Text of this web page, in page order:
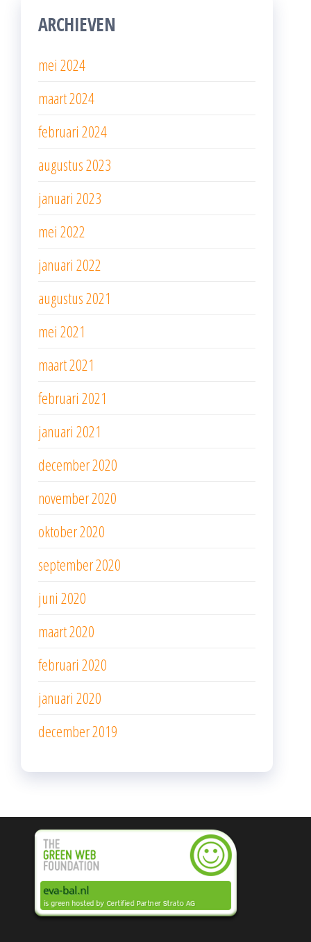
ARCHIEVEN
mei 2024
maart 2024
februari 2024
augustus 2023
januari 2023
mei 2022
januari 2022
augustus 2021
mei 2021
maart 2021
februari 2021
januari 2021
december 2020
november 2020
oktober 2020
september 2020
juni 2020
maart 2020
februari 2020
januari 2020
december 2019